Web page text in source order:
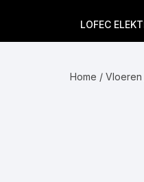
LOFEC
Home / Vloeren